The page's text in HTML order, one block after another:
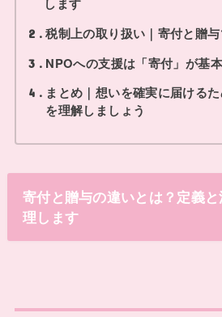
2 税制上の取り扱い｜寄付と贈
3 NPOへの支援は「寄付」が基
4
まとめ｜想いを確実に届ける
を理解しましょう
寄付と贈与の違いとは？定義
理します